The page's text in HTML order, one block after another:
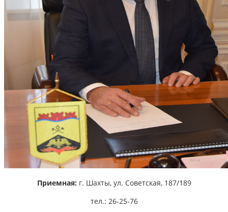
Приемная: г. Шахты, ул. Советская, 187/189
тел.: 26-25-76